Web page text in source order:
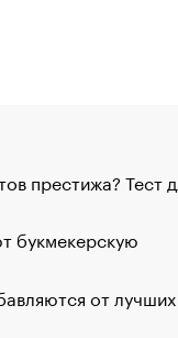
престижа? Тест
букмекерскую
от лучших